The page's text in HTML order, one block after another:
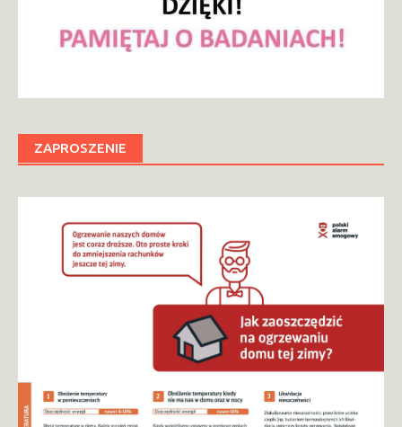
ZAPROSZENIE